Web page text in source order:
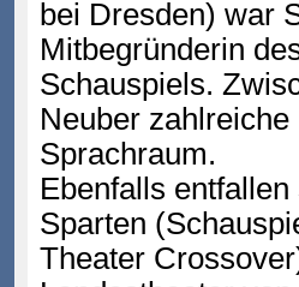
bei Dresden) war
Mitbegründerin
Schauspiels.
Neuber
Sprachraum.
Ebenfalls
Sparten
Theater